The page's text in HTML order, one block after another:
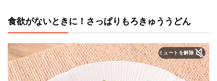
食欲がないときに！さっぱりもろきゅううどん
ミュートを解除